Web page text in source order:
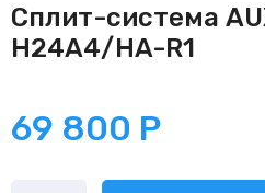
Сплит-система
H24A4/HA-R1
69 800 Р